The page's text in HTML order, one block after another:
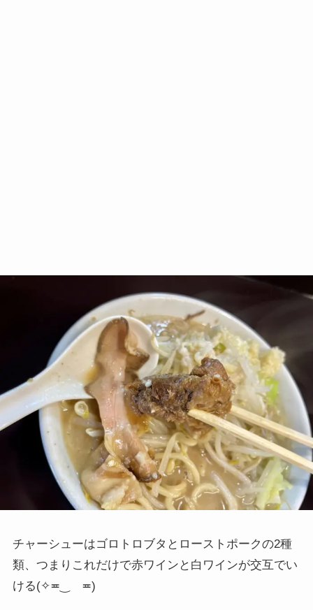
チャーシューはゴロトロブタとローストポークの2種
類、つまりこれだけで赤ワインと白ワインが交互でい
ける(✧≖‿ゝ≖)